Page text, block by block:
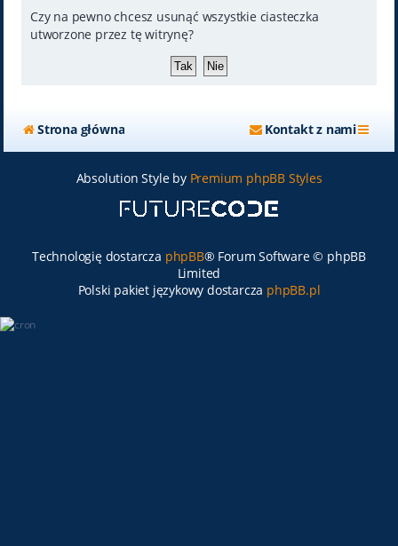
Czy na pewno chcesz usunąć wszystkie ciasteczka
utworzone przez tę witrynę?
Strona główna Kontakt z nami
Absolution Style by Premium phpBB Styles
Technologię dostarcza phpBB® Forum Software © phpBB
Limited
Polski pakiet językowy dostarcza phpBB.pl